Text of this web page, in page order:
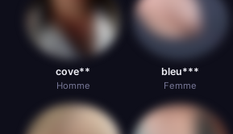
cove**
Homme
bleu***
Femme